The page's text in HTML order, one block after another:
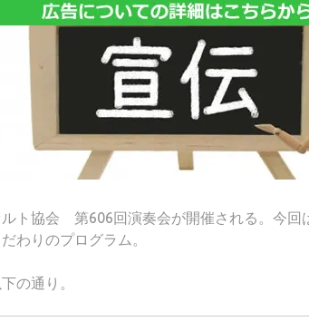
ルト協会 第606回演奏会が開催される。今回
わりのプログラム。
の通り。